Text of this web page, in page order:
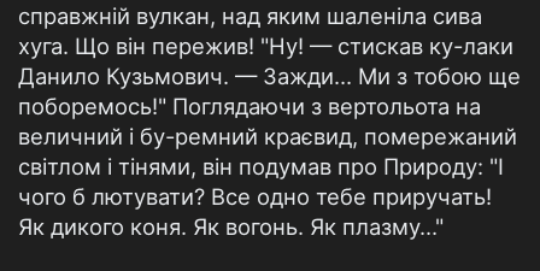
справжній вулкан, над яким шаленіла сива
хуга. Що він пережив! "Ну! — стискав ку-лаки
Данило Кузьмович. — Зажди… Ми з тобою ще
поборемось!" Поглядаючи з вертольота на
величний і бу-ремний краєвид, помережаний
світлом і тінями, він подумав про Природу: "І
чого б лютувати? Все одно тебе приручать!
Як дикого коня. Як вогонь. Як плазму…"